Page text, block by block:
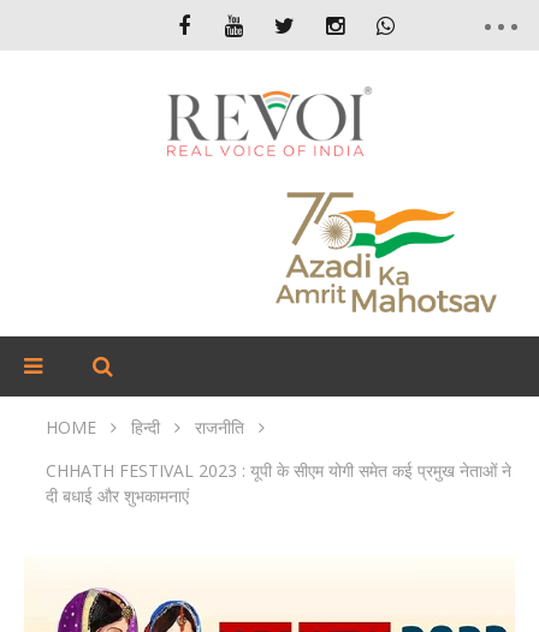
HOME हिन्दी
राजनीति
CHHATH FESTIVAL 2023 : यूपी के सीएम योगी समेत कई प्रमुख नेताओं ने
दी बधाई और शुभकामनाएं